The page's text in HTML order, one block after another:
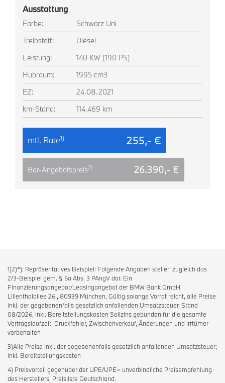
Ausstattung
Farbe:
Schwarz Uni
Treibstoff:
Diesel
Leistung:
140 KW (190 PS)
Hubraum:
1995 cm3
EZ:
24.08.2021
km-Stand:
114.469 km
mtl. Rate1) 255,- €
Bar-Angebotspreis2) 26.390,- €
1)2)*): Repräsentatives Beispiel: Folgende Angaben stellen zugleich das
2/3-Beispiel gem. § 6a Abs. 3 PAngV dar. Ein
Finanzierungsangebot/Leasingangebot der BMW Bank GmbH,
Lilienthalallee 26 , 80939 München, Gültig solange Vorrat reicht, alle Preise
inkl. der gegebenenfalls gesetzlich anfallenden Umsatzsteuer, Stand
08/2026, inkl. Bereitstellungskosten Sollzins gebunden für die gesamte
Vertragslaufzeit, Druckfehler, Zwischenverkauf, Änderungen und Irrtümer
vorbehalten
3)Alle Preise inkl. der gegebenenfalls gesetzlich anfallenden Umsatzsteuer;
inkl. Bereitstellungskosten
4) Preisvorteil gegenüber der UPE/UPE= unverbindliche Preisempfehlung
des Herstellers, Preisliste Deutschland.